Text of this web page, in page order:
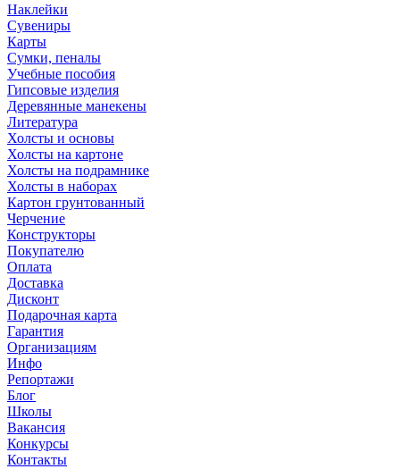
Наклейки
Сувениры
Карты
Сумки, пеналы
Учебные пособия
Гипсовые изделия
Деревянные манекены
Литература
Холсты и основы
Холсты на картоне
Холсты на подрамнике
Холсты в наборах
Картон грунтованный
Черчение
Конструкторы
Покупателю
Оплата
Доставка
Дисконт
Подарочная карта
Гарантия
Организациям
Инфо
Репортажи
Блог
Школы
Вакансия
Конкурсы
Контакты